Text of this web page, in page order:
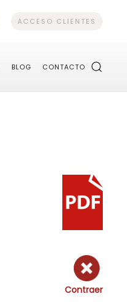
ACCESO CLIENTES
BLOG CONTACTO
Contraer